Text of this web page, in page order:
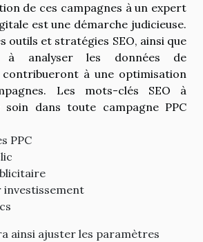
de ces campagnes à un expert
est une démarche judicieuse.
outils et stratégies SEO, ainsi que
à analyser les données de
à une optimisation
Les mots-clés SEO à
dans toute campagne PPC
PPC
ainsi ajuster les paramètres